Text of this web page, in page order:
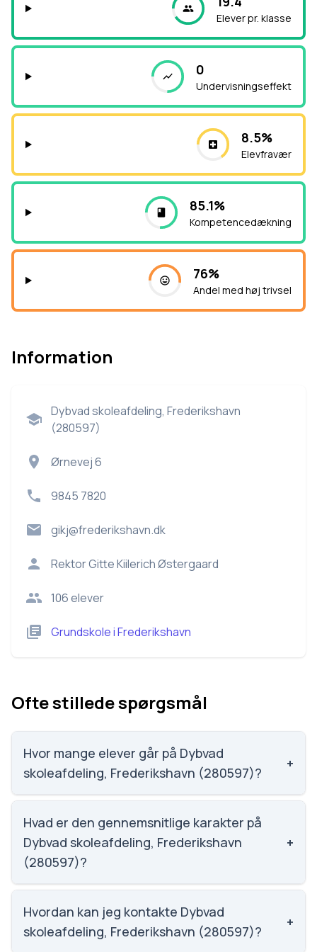
Elever pr. klasse
0
Undervisningseffekt
8.5%
Elevfravær
85.1%
Kompetencedækning
76%
Andel med høj trivsel
Information
Dybvad skoleafdeling, Frederikshavn
(280597)
Ørnevej 6
9845 7820
gikj@frederikshavn.dk
RektorGitte Kiilerich Østergaard
106elever
GrundskoleiFrederikshavn
Ofte stillede spørgsmål
Hvor mange elever går på Dybvad
skoleafdeling, Frederikshavn (280597)?
+
Dybvad skoleafdeling, Frederikshavn (280597) har
106 elever, hvilket gør den til nummer 1755 ud af 3143
skoler.
Hvad er den gennemsnitlige karakter på
Dybvad skoleafdeling, Frederikshavn
(280597)?
+
Karaktergennemsnittet på Dybvad skoleafdeling,
Frederikshavn (280597) er 6.5, nummer 1230 ud af
3143 skoler.
Hvordan kan jeg kontakte Dybvad
skoleafdeling, Frederikshavn (280597)?
+